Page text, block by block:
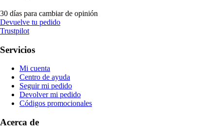
30 días para cambiar de opinión
Devuelve tu pedido
Trustpilot
Servicios
Mi cuenta
Centro de ayuda
Seguir mi pedido
Devolver mi pedido
Códigos promocionales
Acerca de